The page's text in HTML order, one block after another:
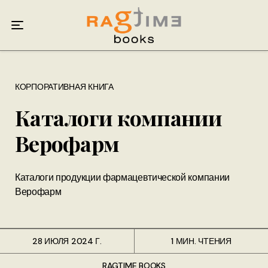
КОРПОРАТИВНАЯ КНИГА
Каталоги компании
Верофарм
Каталоги продукции фармацевтической компании
Верофарм
28 ИЮЛЯ 2024 Г.
RAGTIME BOOKS
1 МИН. ЧТЕНИЯ
Главная
Портфолио
Виды изданий
О нас
Контакты